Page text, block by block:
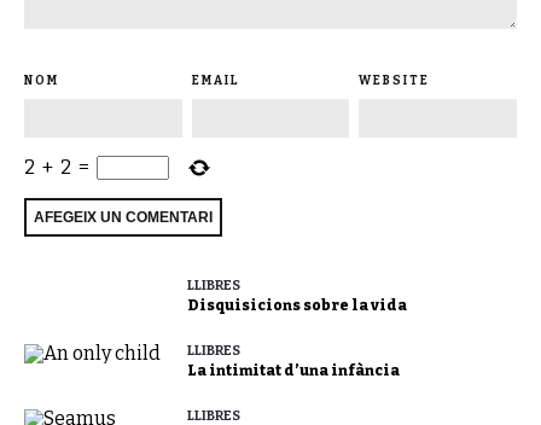
NOM EMAIL WEBSITE
2 + 2 =
LLIBRES
Disquisicions sobre la vida
LLIBRES
La intimitat d’una infància
LLIBRES